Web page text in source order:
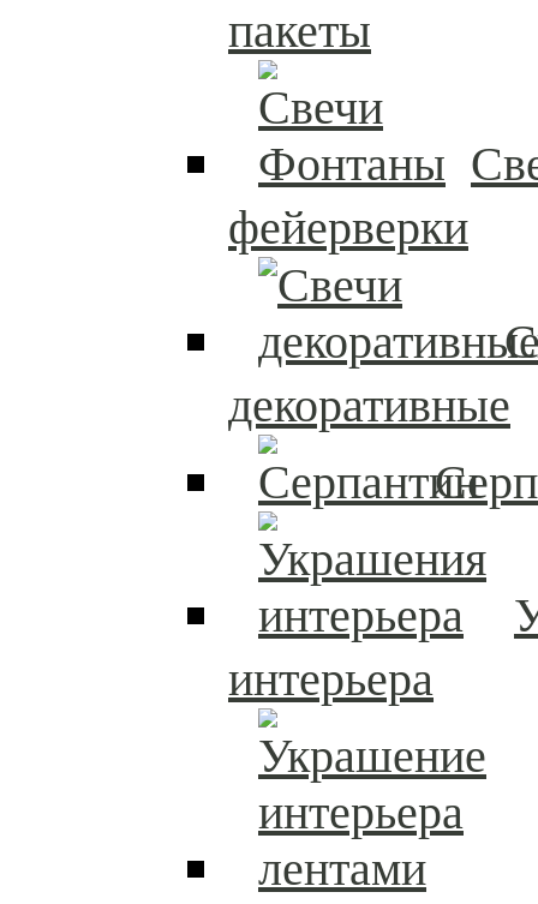
пакеты
фейерверки
декоративные
интерьера